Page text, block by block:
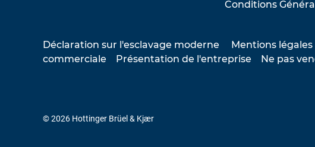
Conditions
Déclaration sur l'esclavage moderne Mentions légales
commerciale
Présentation de l'entreprise Ne pas
© 2026 Hottinger Brüel & Kjær